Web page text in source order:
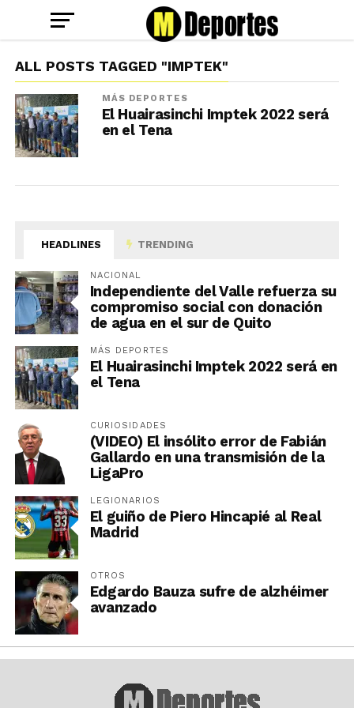
ALL POSTS TAGGED "IMPTEK"
MÁS DEPORTES
El Huairasinchi Imptek 2022 será
en el Tena
HEADLINES TRENDING
NACIONAL
Independiente del Valle refuerza su
compromiso social con donación
de agua en el sur de Quito
MÁS DEPORTES
El Huairasinchi Imptek 2022 será en
el Tena
CURIOSIDADES
(VIDEO) El insólito error de Fabián
Gallardo en una transmisión de la
LigaPro
LEGIONARIOS
El guiño de Piero Hincapié al Real
Madrid
OTROS
Edgardo Bauza sufre de alzhéimer
avanzado